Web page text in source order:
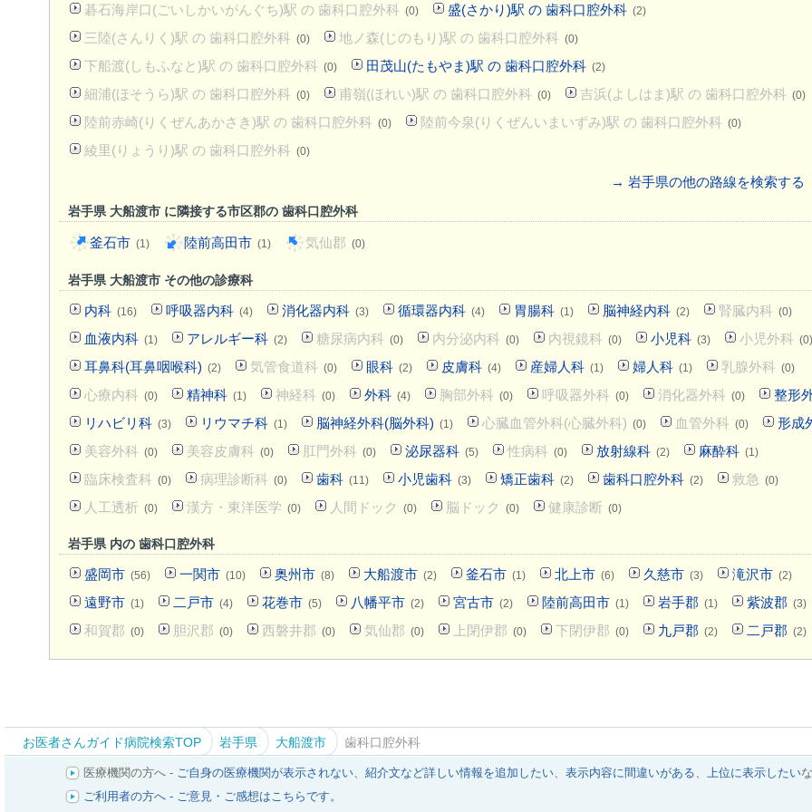
碁石海岸口(ごいしかいがんぐち)駅 の 歯科口腔外科 (0) 盛(さかり)駅 の 歯科口腔外科 (2)
三陸(さんりく)駅 の 歯科口腔外科 (0) 地ノ森(じのもり)駅 の 歯科口腔外科 (0)
下船渡(しもふなと)駅 の 歯科口腔外科 (0) 田茂山(たもやま)駅 の 歯科口腔外科 (2)
細浦(ほそうら)駅 の 歯科口腔外科 (0) 甫嶺(ほれい)駅 の 歯科口腔外科 (0) 吉浜(よしはま)駅 の 歯科口腔外科 (0)
陸前赤崎(りくぜんあかさき)駅 の 歯科口腔外科 (0) 陸前今泉(りくぜんいまいずみ)駅 の 歯科口腔外科 (0)
綾里(りょうり)駅 の 歯科口腔外科 (0)
→ 岩手県の他の路線を検索する
岩手県 大船渡市 に隣接する市区郡の 歯科口腔外科
釜石市 (1) 陸前高田市 (1) 気仙郡 (0)
岩手県 大船渡市 その他の診療科
内科 (16) 呼吸器内科 (4) 消化器内科 (3) 循環器内科 (4) 胃腸科 (1) 脳神経内科 (2) 腎臓内科 (0)
血液内科 (1) アレルギー科 (2) 糖尿病内科 (0) 内分泌内科 (0) 内視鏡科 (0) 小児科 (3) 小児外科 (0)
耳鼻科(耳鼻咽喉科) (2) 気管食道科 (0) 眼科 (2) 皮膚科 (4) 産婦人科 (1) 婦人科 (1) 乳腺外科 (0)
心療内科 (0) 精神科 (1) 神経科 (0) 外科 (4) 胸部外科 (0) 呼吸器外科 (0) 消化器外科 (0) 整形
リハビリ科 (3) リウマチ科 (1) 脳神経外科(脳外科) (1) 心臓血管外科(心臓外科) (0) 血管外科 (0) 形成
美容外科 (0) 美容皮膚科 (0) 肛門外科 (0) 泌尿器科 (5) 性病科 (0) 放射線科 (2) 麻酔科 (1)
臨床検査科 (0) 病理診断科 (0) 歯科 (11) 小児歯科 (3) 矯正歯科 (2) 歯科口腔外科 (2) 救急 (0)
人工透析 (0) 漢方・東洋医学 (0) 人間ドック (0) 脳ドック (0) 健康診断 (0)
岩手県 内の 歯科口腔外科
盛岡市 (56) 一関市 (10) 奥州市 (8) 大船渡市 (2) 釜石市 (1) 北上市 (6) 久慈市 (3) 滝沢市 (2)
遠野市 (1) 二戸市 (4) 花巻市 (5) 八幡平市 (2) 宮古市 (2) 陸前高田市 (1) 岩手郡 (1) 紫波郡 (3)
和賀郡 (0) 胆沢郡 (0) 西磐井郡 (0) 気仙郡 (0) 上閉伊郡 (0) 下閉伊郡 (0) 九戸郡 (2) 二戸郡 (2)
お医者さんガイド病院検索TOP 岩手県 大船渡市 歯科口腔外科
医療機関の方へ - ご自身の医療機関が表示されない、 紹介文など詳しい情報を追加したい、 表示内容に間違いがある、 上位に表示したい
ご利用者の方へ - ご意見・ご感想はこちらです。